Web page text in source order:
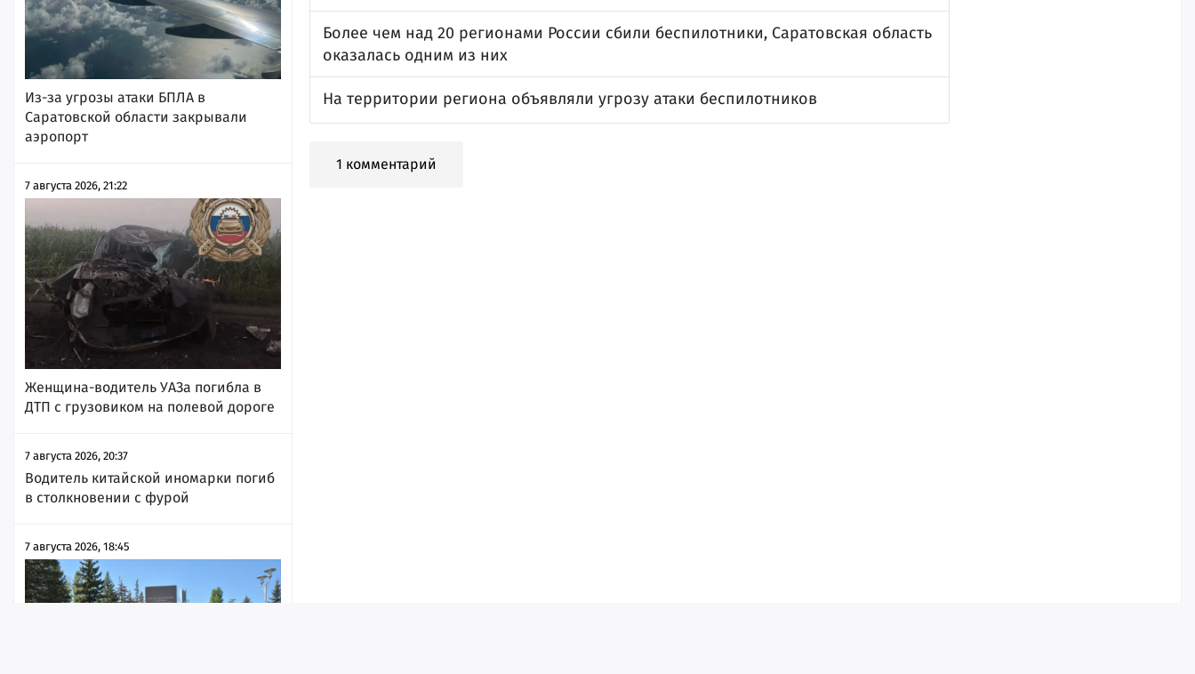
Из-за угрозы атаки БПЛА в
Саратовской области закрывали
аэропорт
7 августа 2026, 21:22
Женщина-водитель УАЗа погибла в
ДТП с грузовиком на полевой дороге
7 августа 2026, 20:37
Водитель китайской иномарки погиб
в столкновении с фурой
7 августа 2026, 18:45
Более чем над 20 регионами России сбили беспилотники, Саратовская область
оказалась одним из них
На территории региона объявляли угрозу атаки беспилотников
1 комментарий